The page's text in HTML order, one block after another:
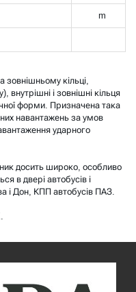
m
зовнішньому кільці,
і зовнішні кільця
форми. Призначена така
навантажень за умов
ударного
досить широко, особливо
в двері автобусів і
і Дон, КПП автобусів ПАЗ.